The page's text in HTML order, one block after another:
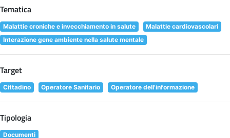
Tematica
Malattie croniche e invecchiamento in salute
Malattie cardiovascolari
Interazione gene ambiente nella salute mentale
Target
Cittadino Operatore Sanitario Operatore dell'informazione
Tipologia
Documenti